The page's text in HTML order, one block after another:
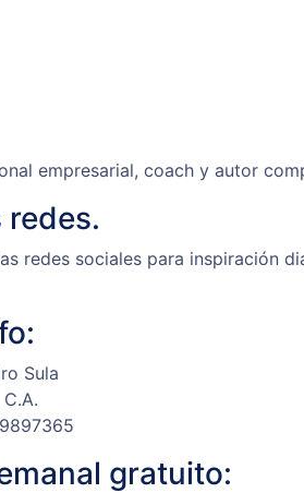
empresarial, coach y autor
redes.
redes sociales para inspiración
Sula
gratuito: